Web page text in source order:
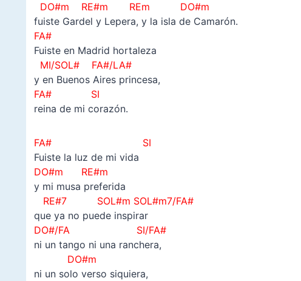
DO#m RE#m REm DO#m
fuiste Gardel y Lepera, y la isla de Camarón.
FA#
Fuiste en Madrid hortaleza
MI/SOL# FA#/LA#
y en Buenos Aires princesa,
FA#
SI
reina de mi corazón.
FA# SI
Fuiste la luz de mi vida
DO#m RE#m
y mi musa preferida
RE#7 SOL#m SOL#m7/FA#
que ya no puede inspirar
DO#/FA SI/FA#
ni un tango ni una ranchera,
DO#m
ni un solo verso siquiera,